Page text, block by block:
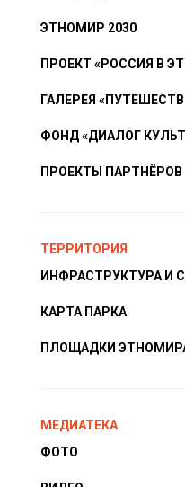
ЭТНОМИР 2030
ПРОЕКТ «РОССИЯ В
ГАЛЕРЕЯ
ФОНД «ДИАЛОГ
ПРОЕКТЫ ПАРТНЁРОВ
ТЕРРИТОРИЯ
ИНФРАСТРУКТУРА И
КАРТА ПАРКА
ПЛОЩАДКИ
МЕДИАТЕКА
ФОТО